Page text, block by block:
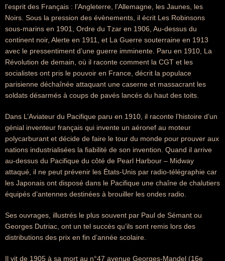
l’esprit des Français : l’Angleterre, l’Allemagne, les Jaunes, les
Noirs. Sous la pression des évènements, il écrit Les Robinsons
sous-marins en 1901, Ordre du Tzar en 1906, Au-dessus du
continent noir, Alerte en 1911, et La Guerre souterraine en 1913
avec le pressentiment d’une guerre imminente. Paru en 1910, La
Révolution de demain, où il raconte comment la CGT et les
socialistes ont pris le pouvoir en France, décrit la populace
parisienne déchaînée attaquant une caserne et massacrant les
soldats désarmés à coups de pavés lancés du haut des toits.
Dans L’Aviateur du Pacifique paru en 1910, il raconte l’histoire d’un
génial inventeur français qui invente un aéronef au moteur
polycarburant et décide de faire le tour du monde pour prouver aux
nations industrialisées la fiabilité de son invention. Quand il arrive
au-dessus du Pacifique du côté de Pearl Harbour – Midway
attaqué, il ne peut prévenir les États-Unis par radio-télégraphie car
les Japonais ont disposé dans le Pacifique une chaîne de chalutiers
équipés d’antennes destinées à brouiller les ondes radio.
Ses ouvrages, illustrés le plus souvent par Paul de Sémant ou
Georges Dutriac, ont un tel succès qu’ils sont remis lors des
distributions des prix en fin d’année scolaire.
Il vit de 1905 à sa mort au n°47 avenue Georges-Mandel (16e